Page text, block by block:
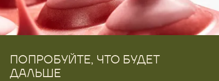
ПОПРОБУЙТЕ, ЧТО БУДЕТ
ДАЛЬШЕ